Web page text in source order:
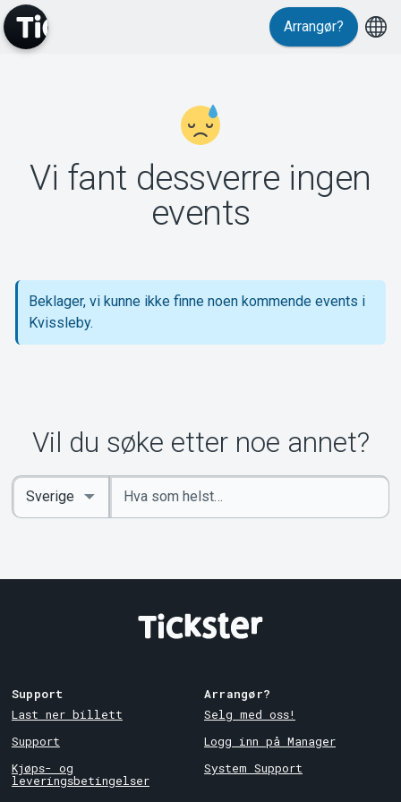
Support
Arrangør?
Vi fant dessverre ingen
events
Beklager, vi kunne ikke finne noen kommende events i
Kvissleby.
Vil du søke etter noe annet?
Angi
nøkkelord
Select
Country
Support
Last ner billett
Support
Kjøps- og
leveringsbetingelser
Arrangør?
Selg med oss!
Logg inn på Manager
System Support